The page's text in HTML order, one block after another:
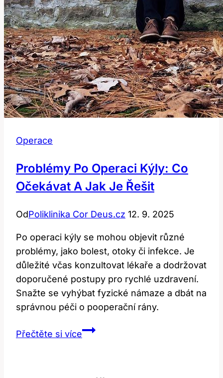
Operace
Problémy Po Operaci Kýly: Co
Očekávat A Jak Je Řešit
OdPoliklinika Cor Deus.cz 12. 9. 2025
Po operaci kýly se mohou objevit různé
problémy, jako bolest, otoky či infekce. Je
důležité včas konzultovat lékaře a dodržovat
doporučené postupy pro rychlé uzdravení.
Snažte se vyhýbat fyzické námaze a dbát na
správnou péči o pooperační rány.
Přečtěte si víceProblémy